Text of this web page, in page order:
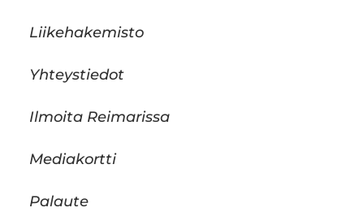
Liikehakemisto
Yhteystiedot
Ilmoita Reimarissa
Mediakortti
Palaute